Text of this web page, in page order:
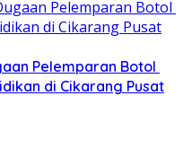
Pelemparan Botol
di Cikarang Pusat